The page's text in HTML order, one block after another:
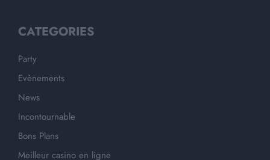
CATEGORIES
Party
Evènements
News
Incontournable
Bons Plans
Meilleur casino en ligne